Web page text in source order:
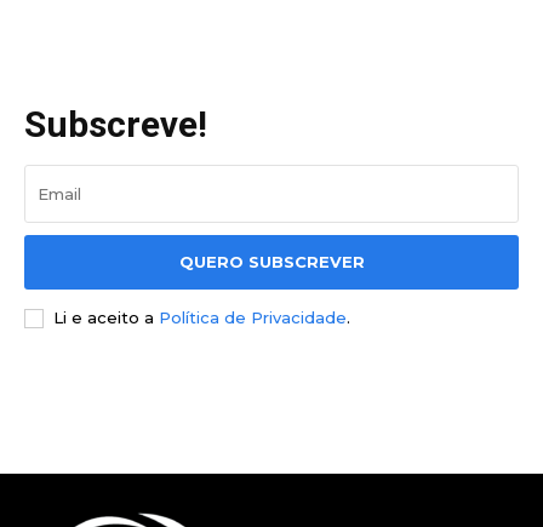
Subscreve!
QUERO SUBSCREVER
Li e aceito a Política de Privacidade.